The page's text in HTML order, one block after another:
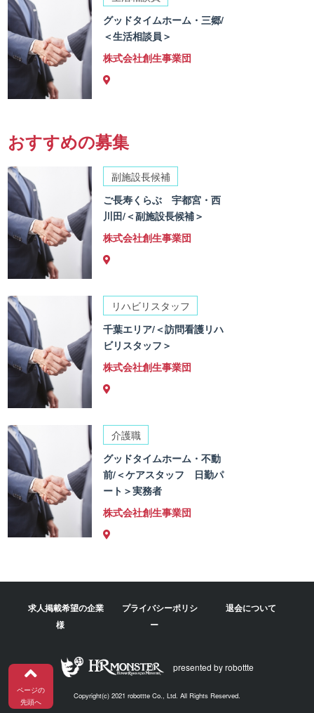
グッドタイムホーム・三郷/
＜生活相談員＞
株式会社創生事業団
おすすめの募集
副施設長候補
ご長寿くらぶ 宇都宮・西
川田/＜副施設長候補＞
株式会社創生事業団
リハビリスタッフ
千葉エリア/＜訪問看護リハ
ビリスタッフ＞
株式会社創生事業団
介護職
グッドタイムホーム・不動
前/＜ケアスタッフ 日勤パ
ート＞実務者
株式会社創生事業団
ページの
先頭へ
求人掲載希望の企業
様
プライバシーポリシ
ー
退会について
presented by robottte
Copyright(c) 2021 robottte Co., Ltd. All Rights Reserved.